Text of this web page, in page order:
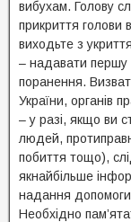
вибухам. Голову
прикриття голови
виходьте з
– надавати першу
поранення.
України, органів
– у разі, якщо ви
людей,
побиття тощо),
якнайбільше
надання
Необхідно